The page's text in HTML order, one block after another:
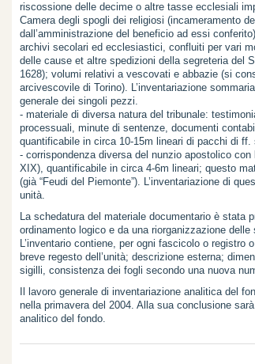
riscossione delle decime o altre tasse ecclesiali
Camera degli spogli dei religiosi (incameramento
dall’amministrazione del beneficio ad essi
archivi secolari ed ecclesiastici, confluiti per vari
delle cause et altre spedizioni della segreteria del
1628); volumi relativi a vescovati e abbazie (si
arcivescovile di Torino). L’inventariazione
generale dei singoli pezzi.
- materiale di diversa natura del tribunale:
processuali, minute di sentenze, documenti
quantificabile in circa 10-15m lineari di pacchi di ff.
- corrispondenza diversa del nunzio apostolico
XIX), quantificabile in circa 4-6m lineari; questo
(già “Feudi del Piemonte”). L’inventariazione di
unità.
La schedatura del materiale documentario è stata
ordinamento logico e da una riorganizzazione
L’inventario contiene, per ogni fascicolo o registro
breve regesto dell’unità; descrizione esterna;
sigilli, consistenza dei fogli secondo una nuova
Il lavoro generale di inventariazione analitica del
nella primavera del 2004. Alla sua conclusione
analitico del fondo.